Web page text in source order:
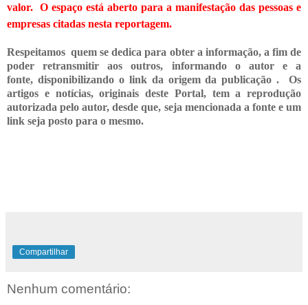
valor. O espaço está aberto para a manifestação das pessoas e
empresas citadas nesta reportagem.
Respeitamos quem se dedica para obter a informação, a fim de
poder retransmitiraos outros, informando o autor e a
fonte, disponibilizando o link da origem da publicação .Os
artigos e notícias, originais deste Portal, tem a reprodução
autorizada pelo autor, desde que, seja mencionada a fonte e um
link seja posto para o mesmo.
Compartilhar
Nenhum comentário: